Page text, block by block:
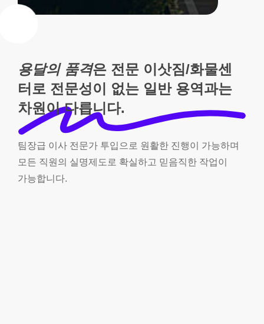
용달의 품격은 전문 이삿짐/화물센
터로 전문성이 없는 일반 용역과는
차원이 다릅니다.
팀장급 이사 전문가 투입으로 원활한 진행이
가능하며
모든 직원의 실명제도로 확실하고 믿음직한 작업이
가능합니다.